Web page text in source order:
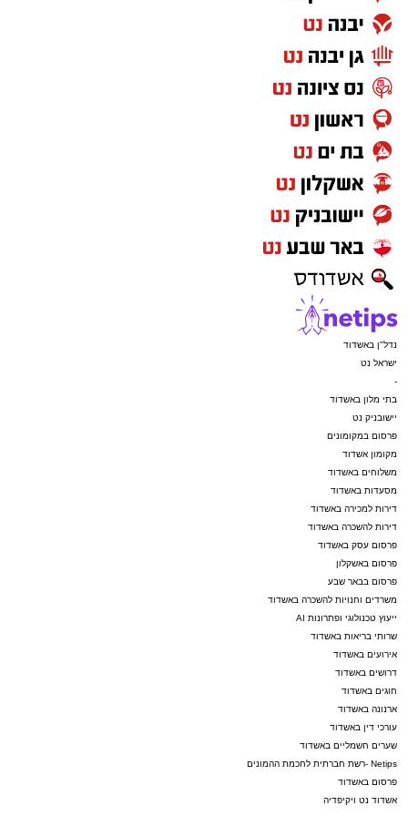
מעוניינים להגיב? לדווח ? צרו איתנו קשר במייל -
ASHDODS@ISNET.CO.IL
בהמשך המעמד ערכו המשתתפים ברכת "לחיים",
ובמסגרתה בירך הגר"ש טולידאנו את הקהל
בברכת לחיים טובים ולשלום.
יצוין כי ביום הילולה זה פקדו את ציון התנא רשב"י
אלפים רבים של מבקרים ונופשים, כאשר שוטרים
וסדרנים הכווינו את התנועה בכל הדרכים
המובילות לציון הקדוש.
כמו כן, כל רחבת הציון כוסתה ביריעות הצללה
ענקיות במטרה להקל על האלפים הפוקדים את
המקום בימים חמים אלו.
נדל"ן באשדוד
ישראל נט
-
בתי מלון באשדוד
יישובניק נט
פרסום במקומונים
מקומון אשדוד
משלוחים באשדוד
מסעדות באשדוד
דירות למכירה באשדוד
דירות להשכרה באשדוד
פרסום עסק באשדוד
פרסום באשקלון
פרסום בבאר שבע
משרדים וחנויות להשכרה באשדוד
ייעוץ טכנולוגי ופתרונות AI
שרותי בריאות באשדוד
אירועים באשדוד
דרושים באשדוד
חוגים באשדוד
ארנונה באשדוד
עורכי דין באשדוד
שערים חשמליים באשדוד
Netips -רשת חברתית לחכמת ההמונים
פרסום באשדוד
אשדוד נט ויקיפדיה